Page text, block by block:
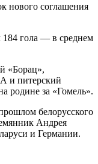
нового соглашения
184 гола — в среднем
«Борац»,
и питерский
родине за «Гомель».
белорусского
Андрея
и Германии.